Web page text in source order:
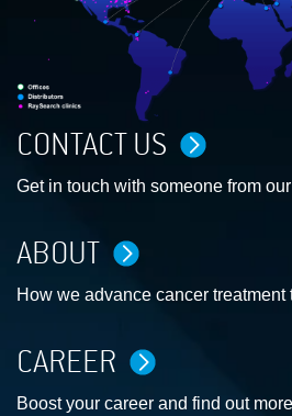
CONTACT US
Get in touch with someone from
ABOUT
How we advance cancer treatment
CAREER
Boost your career and find out